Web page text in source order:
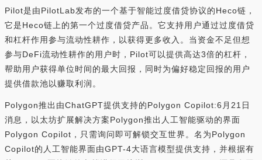
Pilot是由PilotLab发布的一个基于智能过度借贷协议的Heco链，
它是Heco链上的第一个过度借贷产品。它支持用户通过过度借贷
和杠杆作用参与流动性耕作，以获得更多收入。当资金不足但想
参与DeFi流动性耕作的用户时，Pilot可以提供高达3倍的杠杆，
帮助用户获得单位时间的最大回报，同时为偏好稳定回报的用户
提供借款池以赚取利润。
Polygon推出由ChatGPT提供支持的Polygon Copilot:6月21日
消息，以太坊扩展解决方案Polygon推出人工智能驱动的界面
Polygon Copilot，只需询问即可解锁交互世界。名为Polygon
Copilot的人工智能界面由GPT-4大语言模型提供支持，并根据有